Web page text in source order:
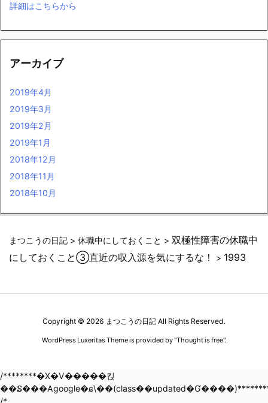
詳細はこちらから
アーカイブ
2019年4月
2019年3月
2019年2月
2019年1月
2018年12月
2018年11月
2018年10月
まつこうの日記 > 休職中にしておくこと > 双極性障害の休職中
にしておくこと③直近の収入源を気にするな！
> 1993
Copyright © 2026 まつこうの日記 All Rights Reserved.
WordPress Luxeritas Theme is provided by "Thought is free".
/********�X�V�����킩